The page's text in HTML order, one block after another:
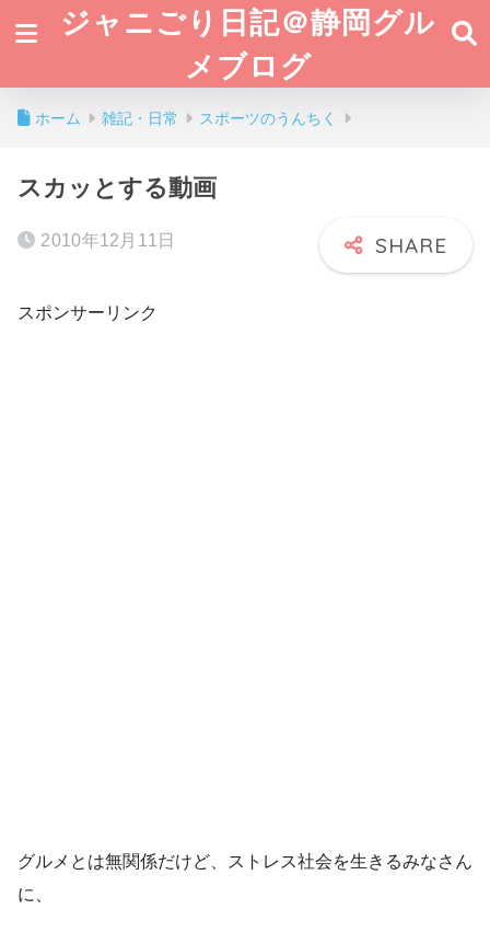
ジャニごり日記＠静岡グル
メブログ
ホーム 雑記・日常 スポーツのうんちく
スカッとする動画
2010年12月11日
スポンサーリンク
グルメとは無関係だけど、ストレス社会を生きるみなさん
に、